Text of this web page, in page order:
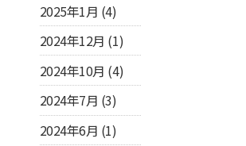
2025年1月 (4)
2024年12月 (1)
2024年10月 (4)
2024年7月 (3)
2024年6月 (1)